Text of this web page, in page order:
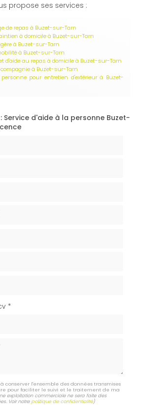
propose ses services :
de repas à Buzet-sur-Tarn
à domicile à Buzet-sur-Tarn
à Buzet-sur-Tarn
à Buzet-sur-Tarn
d'aide au repas à domicile à Buzet-sur-Tarn
compagnie à Buzet-sur-Tarn
pour entretien d'extérieur à Buzet-
Service d'aide à la personne Buzet-
*
conserver l'ensemble des données transmises
pour faciliter le suivi et le traitement de ma
exploitation commerciale ne sera faite des
Voir notre politique de confidentialité)